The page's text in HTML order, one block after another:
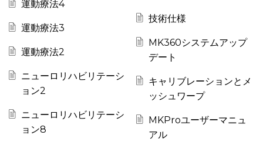
運動療法4
運動療法3
運動療法2
ニューロリハビリテーシ
ョン2
ニューロリハビリテーシ
ョン8
技術仕様
MK360システムアップ
デート
キャリブレーションとメ
ッシュワープ
MKProユーザーマニュ
アル